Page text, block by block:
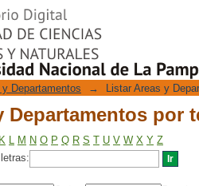
Departamentos por
Departamentos → Listar Areas y
Departamentos por
K L M N O P Q R S T U V W X Y Z